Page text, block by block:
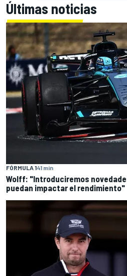
Últimas noticias
FÓRMULA 141 min
Wolff: "Introduciremos
puedan impactar el rendimiento"